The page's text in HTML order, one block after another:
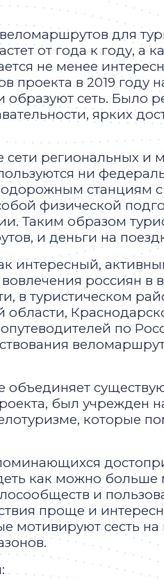
для
от года к году, а
не менее
в 2019 году
сеть. Было
ярких
региональных
ни
физической
Таким образом
и деньги на
интересный,
россиян
в туристическом
по
был учрежден
которые
как можно больше
и
проще и
мотивируют сесть